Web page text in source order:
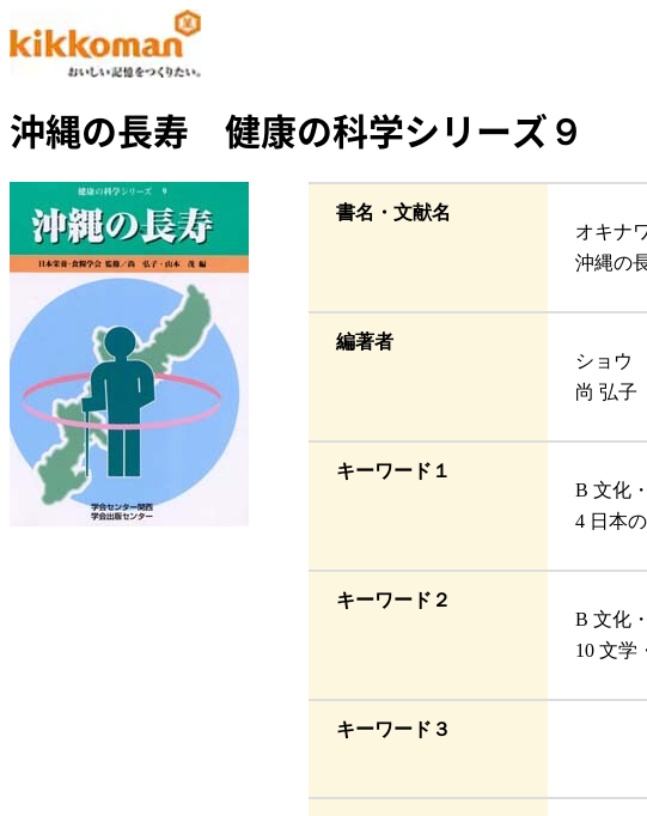
沖縄の長寿 健康の科学シリーズ９
書名・文献名
オキナ
沖縄の
編著者
ショウ
尚 弘子
キーワード１
B 文化
4 日本
キーワード２
B 文化
10 文学
キーワード３